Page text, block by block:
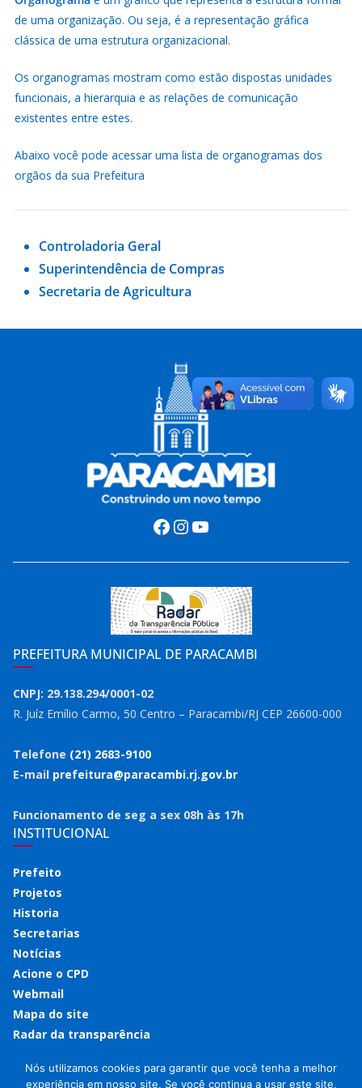
de uma organização. Ou seja, é a representação gráfica
clássica de uma estrutura organizacional.
Os organogramas mostram como estão dispostas unidades
funcionais, a hierarquia e as relações de comunicação
existentes entre estes.
Abaixo você pode acessar uma lista de organogramas dos
orgãos da sua Prefeitura
Controladoria Geral
Superintendência de Compras
Secretaria de Agricultura
Facebook
Instagram
Youtube
PREFEITURA MUNICIPAL DE PARACAMBI
CNPJ: 29.138.294/0001-02
R. Juíz Emílio Carmo, 50 Centro – Paracambi/RJ CEP 26600-000
Telefone (21) 2683-9100
E-mail prefeitura@paracambi.rj.gov.br
Funcionamento de seg a sex 08h às 17h
INSTITUCIONAL
Prefeito
Projetos
Historia
Secretarias
Notícias
Acione o CPD
Webmail
Mapa do site
Radar da transparência
Nós utilizamos cookies para garantir que você tenha a melhor
experiência em nosso site. Se você continua a usar este site,